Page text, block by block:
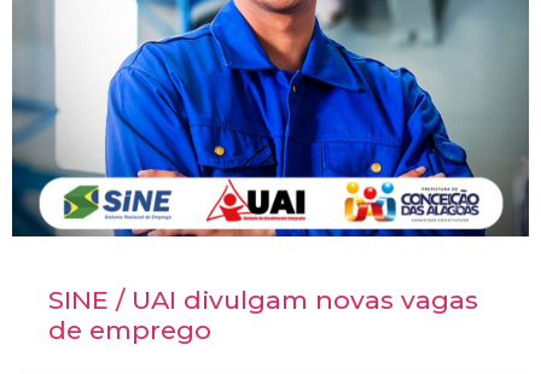
SINE / UAI divulgam novas vagas
de emprego